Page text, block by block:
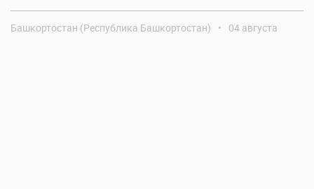
Башкортостан (Республика Башкортостан) • 04 августа